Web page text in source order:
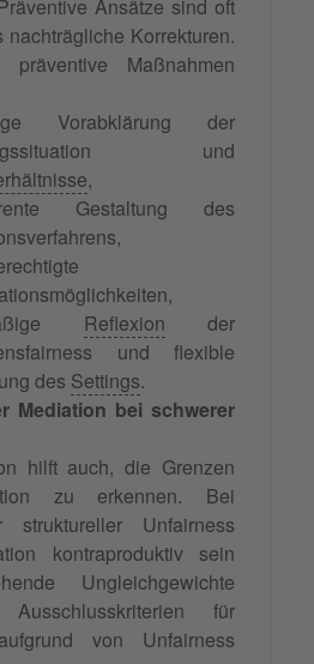
Ansätze sind oft
nachträgliche Korrekturen.
präventive Maßnahmen
Vorabklärung der
und
,
Gestaltung des
Reflexion der
und flexible
des Settings.
Mediation bei schwerer
hilft auch, die Grenzen
zu erkennen. Bei
struktureller Unfairness
kontraproduktiv sein
Ungleichgewichte
Ausschlusskriterien für
von Unfairness